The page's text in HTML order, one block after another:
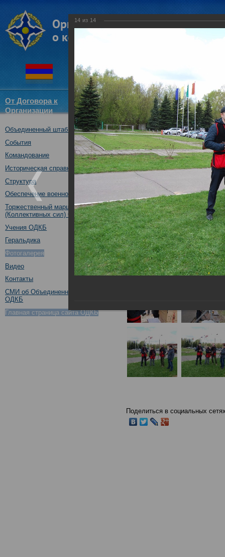
От Договора к
Организации
Структура
ОДКБ
Новости
Объединенный штаб ОДКБ
События
Командование
Историческая справка
Структура
Обеспечение военной безопасности
Торжественный марш Войск
(Коллективных сил) ОДКБ
Учения ОДКБ
Геральдика
Фотогалерея
Видео
Контакты
СМИ об Объединенном штабе
ОДКБ
Главная страница сайта ОДКБ
Объединенный штаб ОДКБ
соревнованиях по стендовой
13.05.2017
Поделиться в социальных
14 из 14